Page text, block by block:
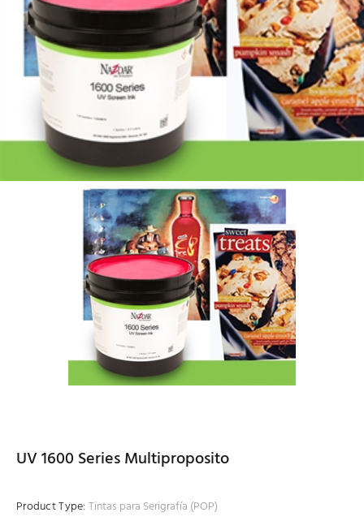
UV 1600 Series Multiproposito
Product Type: Tintas para Serigrafía (POP)